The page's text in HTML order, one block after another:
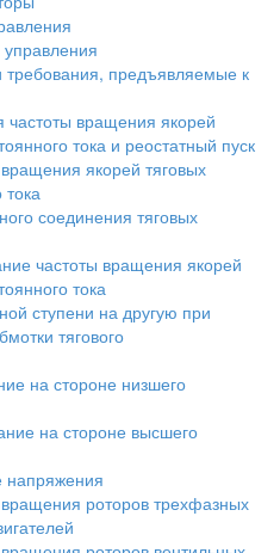
предъявляемые к
вращения якорей
тока и реостатный пуск
якорей тяговых
тока
соединения тяговых
частоты вращения якорей
тока
ступени на другую при
тягового
на стороне низшего
на стороне высшего
напряжения
роторов трехфазных